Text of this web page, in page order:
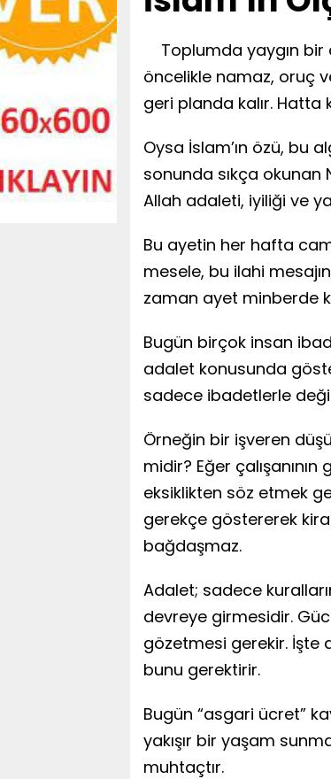
Toplumda yaygın bir
öncelikle namaz, oruç
geri planda kalır.
Oysa İslam’ın özü, bu
sonunda sıkça okunan
Allah adaleti, iyiliği ve
Bu ayetin her hafta
mesele, bu ilahi
zaman ayet minberde
Bugün birçok insan
adalet konusunda
sadece ibadetlerle
Örneğin bir işveren
midir? Eğer
eksiklikten söz etmek
gerekçe göstererek
bağdaşmaz.
Adalet; sadece
devreye girmesidir.
gözetmesi gerekir. İşte
bunu gerektirir.
Bugün “asgari ücret”
yakışır bir yaşam
muhtaçtır.